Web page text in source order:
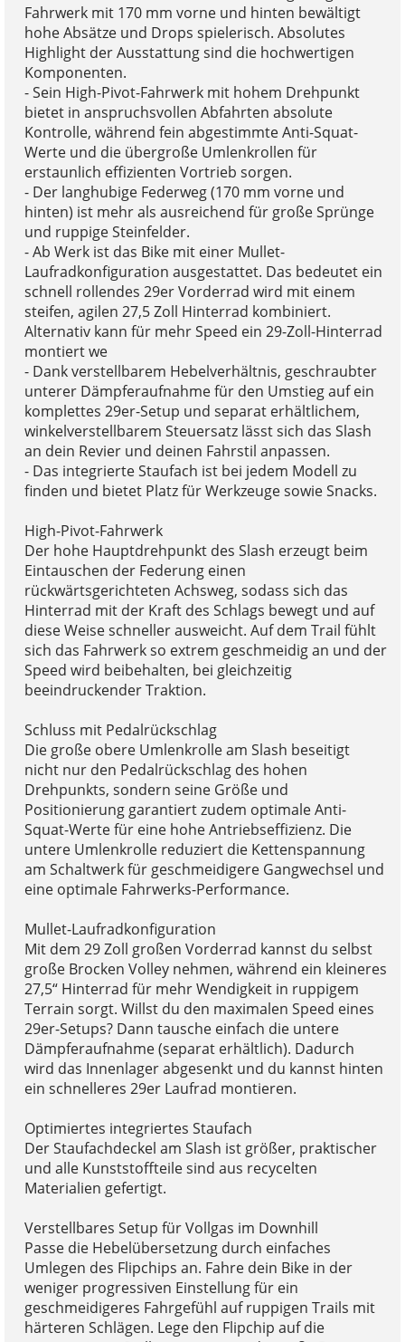
Fahrwerk mit 170 mm vorne und hinten bewältigt
hohe Absätze und Drops spielerisch. Absolutes
Highlight der Ausstattung sind die hochwertigen
Komponenten.
- Sein High-Pivot-Fahrwerk mit hohem Drehpunkt
bietet in anspruchsvollen Abfahrten absolute
Kontrolle, während fein abgestimmte Anti-Squat-
Werte und die übergroße Umlenkrollen für
erstaunlich effizienten Vortrieb sorgen.
- Der langhubige Federweg (170 mm vorne und
hinten) ist mehr als ausreichend für große Sprünge
und ruppige Steinfelder.
- Ab Werk ist das Bike mit einer Mullet-
Laufradkonfiguration ausgestattet. Das bedeutet ein
schnell rollendes 29er Vorderrad wird mit einem
steifen, agilen 27,5 Zoll Hinterrad kombiniert.
Alternativ kann für mehr Speed ein 29-Zoll-Hinterrad
montiert we
- Dank verstellbarem Hebelverhältnis, geschraubter
unterer Dämpferaufnahme für den Umstieg auf ein
komplettes 29er-Setup und separat erhältlichem,
winkelverstellbarem Steuersatz lässt sich das Slash
an dein Revier und deinen Fahrstil anpassen.
- Das integrierte Staufach ist bei jedem Modell zu
finden und bietet Platz für Werkzeuge sowie Snacks.
High-Pivot-Fahrwerk
Der hohe Hauptdrehpunkt des Slash erzeugt beim
Eintauschen der Federung einen
rückwärtsgerichteten Achsweg, sodass sich das
Hinterrad mit der Kraft des Schlags bewegt und auf
diese Weise schneller ausweicht. Auf dem Trail fühlt
sich das Fahrwerk so extrem geschmeidig an und der
Speed wird beibehalten, bei gleichzeitig
beeindruckender Traktion.
Schluss mit Pedalrückschlag
Die große obere Umlenkrolle am Slash beseitigt
nicht nur den Pedalrückschlag des hohen
Drehpunkts, sondern seine Größe und
Positionierung garantiert zudem optimale Anti-
Squat-Werte für eine hohe Antriebseffizienz. Die
untere Umlenkrolle reduziert die Kettenspannung
am Schaltwerk für geschmeidigere Gangwechsel und
eine optimale Fahrwerks-Performance.
Mullet-Laufradkonfiguration
Mit dem 29 Zoll großen Vorderrad kannst du selbst
große Brocken Volley nehmen, während ein kleineres
27,5“ Hinterrad für mehr Wendigkeit in ruppigem
Terrain sorgt. Willst du den maximalen Speed eines
29er-Setups? Dann tausche einfach die untere
Dämpferaufnahme (separat erhältlich). Dadurch
wird das Innenlager abgesenkt und du kannst hinten
ein schnelleres 29er Laufrad montieren.
Optimiertes integriertes Staufach
Der Staufachdeckel am Slash ist größer, praktischer
und alle Kunststoffteile sind aus recycelten
Materialien gefertigt.
Verstellbares Setup für Vollgas im Downhill
Passe die Hebelübersetzung durch einfaches
Umlegen des Flipchips an. Fahre dein Bike in der
weniger progressiven Einstellung für ein
geschmeidigeres Fahrgefühl auf ruppigen Trails mit
härteren Schlägen. Lege den Flipchip auf die